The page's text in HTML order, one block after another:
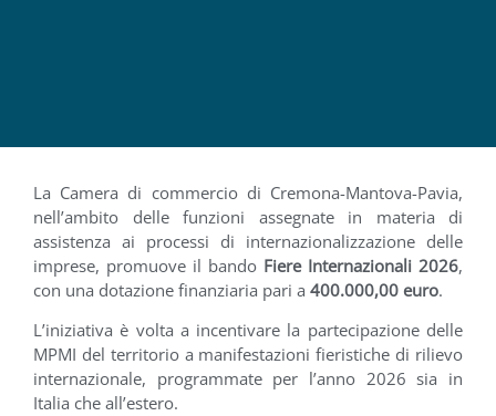
La Camera di commercio di Cremona-Mantova-Pavia,
nell’ambito delle funzioni assegnate in materia di
assistenza ai processi di internazionalizzazione delle
imprese, promuove il bando Fiere Internazionali 2026,
con una dotazione finanziaria pari a 400.000,00 euro.
L’iniziativa è volta a incentivare la partecipazione delle
MPMI del territorio a manifestazioni fieristiche di rilievo
internazionale, programmate per l’anno 2026 sia in
Italia che all’estero.